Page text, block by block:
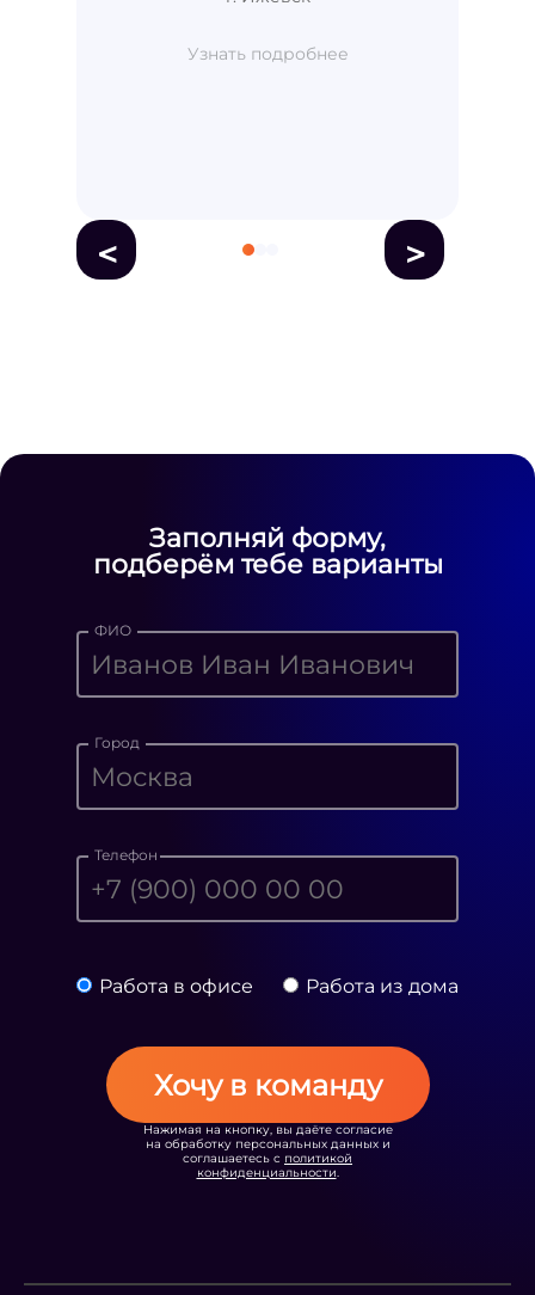
Узнать подробнее
< >
Заполняй форму,
подберём тебе варианты
ФИО
Город
Телефон
Работа в офисе Работа из дома
Хочу в команду
Нажимая на кнопку, вы даёте согласие
на обработку персональных данных и
соглашаетесь с политикой
конфиденциальности.